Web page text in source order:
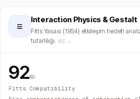
≡
Interaction Physics & Gestalt
Fitts Yasası (1954) etkileşim hedefi
tutarlılığı. DOI ↗
92/100
Fitts Compatibility